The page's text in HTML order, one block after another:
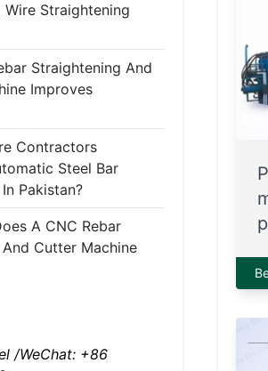
Wire Straightening
Straightening And
Improves
Contractors
Steel Bar
Pakistan?
A CNC Rebar
Cutter Machine
/WeChat: +86